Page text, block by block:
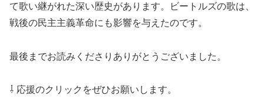
て歌い継がれた深い歴史があります。ビートルズの歌は、
戦後の民主主義革命にも影響を与えたのです。
最後までお読みくださりありがとうございました。
⇩ 応援のクリックをぜひお願いします。